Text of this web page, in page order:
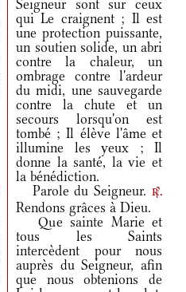
Seigneur sont sur ceux
qui Le craignent ; Il est
une protection puissante,
un soutien solide, un abri
contre la chaleur, un
ombrage contre l'ardeur
du midi, une sauvegarde
contre la chute et un
secours lorsqu'on est
tombé ; Il élève l'âme et
illumine les yeux ; Il
donne la santé, la vie et
la bénédiction.
Parole du Seigneur. r.
Rendons grâces à Dieu.
Que sainte Marie et
tous les Saints
intercèdent pour nous
auprès du Seigneur, afin
que nous obtenions de